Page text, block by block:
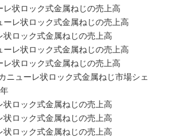
レ状ロック式金属ねじの売上高
ーレ状ロック式金属ねじの売上高
状ロック式金属ねじの売上高
ーレ状ロック式金属ねじの売上高
レ状ロック式金属ねじの売上高
ニューレ状ロック式金属ねじ市場シェ
状ロック式金属ねじの売上高
状ロック式金属ねじの売上高
状ロック式金属ねじの売上高